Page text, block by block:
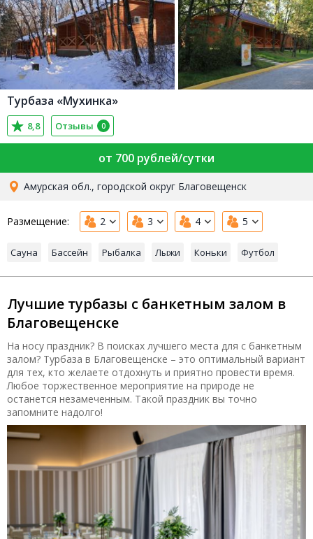
Турбаза «Мухинка»
8,8 Отзывы 0
от 700 рублей/сутки
Амурская обл., городской округ Благовещенск
Размещение: 2 3 4 5
Сауна Бассейн Рыбалка Лыжи Коньки Футбол
Лучшие турбазы с банкетным залом в
Благовещенске
На носу праздник? В поисках лучшего места для с банкетным
залом? Турбаза в Благовещенске – это оптимальный вариант
для тех, кто желаете отдохнуть и приятно провести время.
Любое торжественное мероприятие на природе не
останется незамеченным. Такой праздник вы точно
запомните надолго!